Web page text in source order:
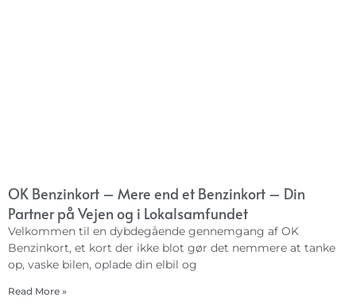
OK Benzinkort – Mere end et Benzinkort – Din
Partner på Vejen og i Lokalsamfundet
Velkommen til en dybdegående gennemgang af OK
Benzinkort, et kort der ikke blot gør det nemmere at tanke
op, vaske bilen, oplade din elbil og
Read More »